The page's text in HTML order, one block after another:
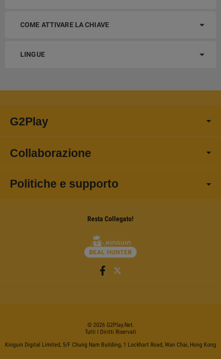
COME ATTIVARE LA CHIAVE
LINGUE
G2Play
Collaborazione
Politiche e supporto
Resta Collegato!
© 2026 G2Play.net.
Tutti I Diritti Riservati
Kinguin Digital Limited, 5/F Chung Nam Building, 1 Lockhart Road, Wan Chai, Hong Kong